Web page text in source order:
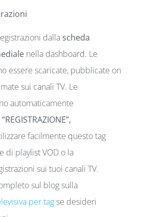
dalla scheda
nella dashboard. Le
essere scaricate, pubblicate on
sui canali TV. Le
automaticamente
“REGISTRAZIONE”,
facilmente questo tag
di playlist VOD o la
sui tuoi canali TV.
sul blog sulla
per tagse desideri